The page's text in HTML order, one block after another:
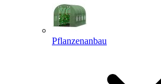
Pflanzenanbau